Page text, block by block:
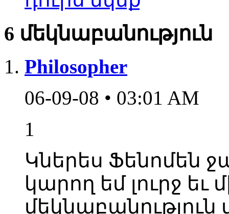
6 մեկնաբանություն
Philosopher
06-09-08 • 03:01 AM
1
Կներես Ֆենոմեն
կարող եմ լուրջ
մեկնաբանություն